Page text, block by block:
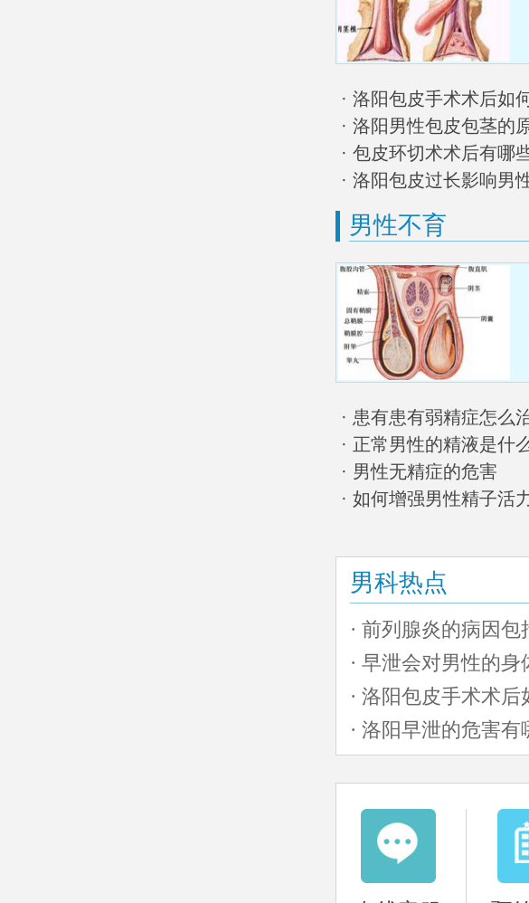
· 洛阳包皮手术术后如
· 洛阳男性包皮包茎的
· 包皮环切术术后有哪
· 洛阳包皮过长影响男
男性不育
· 患有患有弱精症怎么
· 正常男性的精液是什
· 男性无精症的危害
· 如何增强男性精子活
男科热点
· 前列腺炎的病因包
· 早泄会对男性的
· 洛阳包皮手术术后
· 洛阳早泄的危害有